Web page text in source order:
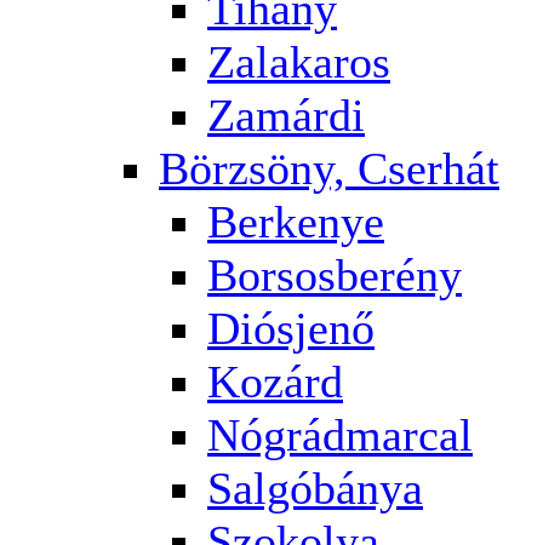
Zalakaros
Zamárdi
Börzsöny, Cserhát
Berkenye
Borsosberény
Diósjenő
Kozárd
Nógrádmarcal
Salgóbánya